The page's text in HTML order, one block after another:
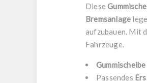
Diese
Bremsanlage
aufzubauen. Mit
Fahrzeuge.
Passendes